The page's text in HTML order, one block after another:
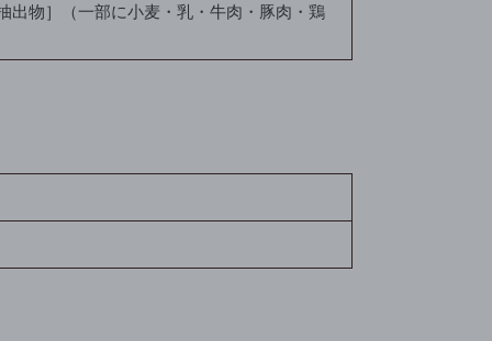
出物］（一部に小麦・乳・牛肉・豚肉・鶏